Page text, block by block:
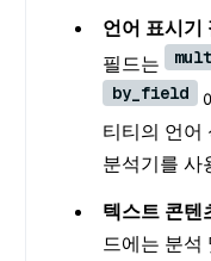
언어 표시기
필드는
by_field
티티의 언어
분석기를 사
텍스트 콘텐
드에는 분석